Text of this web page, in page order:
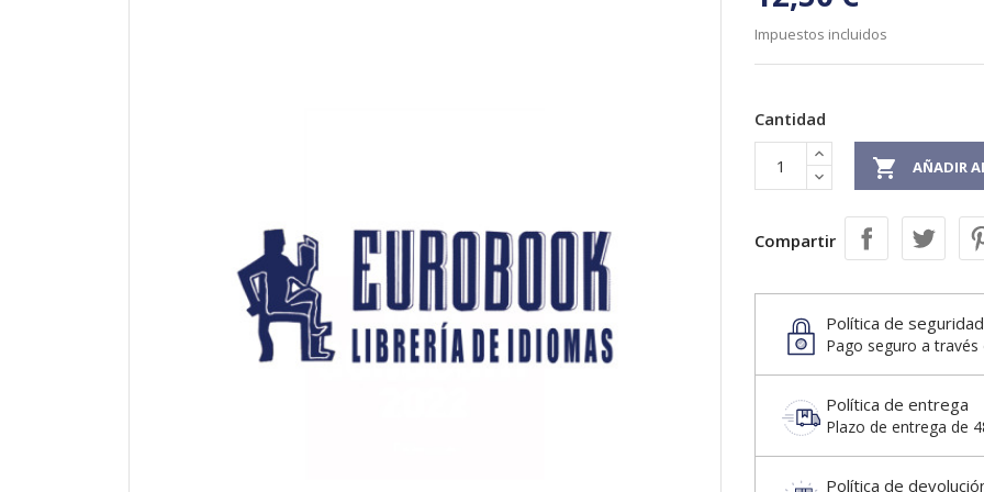
Impuestos incluidos
Cantidad
 AÑADIR
Compartir
Política de seguridad
Pago seguro a
Política de entrega
Plazo de entrega de
Política de